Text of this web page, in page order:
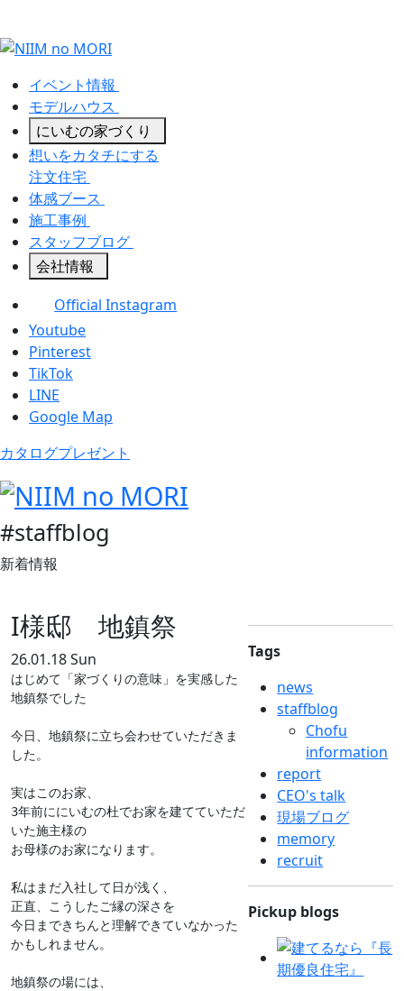
イベント情報
モデルハウス
にいむの家づくり
想いをカタチにする
注文住宅
体感ブース
施工事例
スタッフブログ
会社情報
Official Instagram
Youtube
Pinterest
TikTok
LINE
Google Map
カタログプレゼント
#staffblog
新着情報
I様邸 地鎮祭
26.01.18 Sun
はじめて「家づくりの意味」を実感した
地鎮祭でした
今日、地鎮祭に立ち会わせていただきま
した。
実はこのお家、
3年前ににいむの杜でお家を建てていただ
いた施主様の
お母様のお家になります。
私はまだ入社して日が浅く、
正直、こうしたご縁の深さを
今日まできちんと理解できていなかった
かもしれません。
地鎮祭の場には、
Tags
news
staffblog
Chofu
information
report
CEO's talk
現場ブログ
memory
recruit
Pickup blogs